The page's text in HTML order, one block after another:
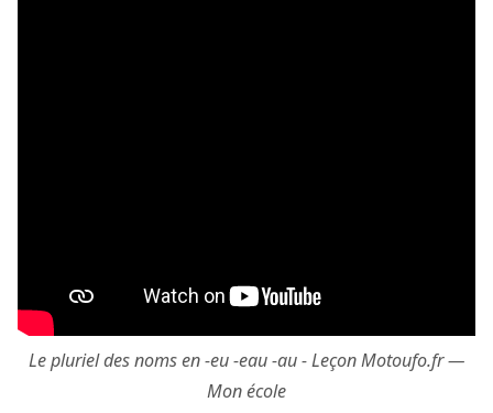
Le pluriel des noms en -eu -eau -au - Leçon Motoufo.fr —
Mon école